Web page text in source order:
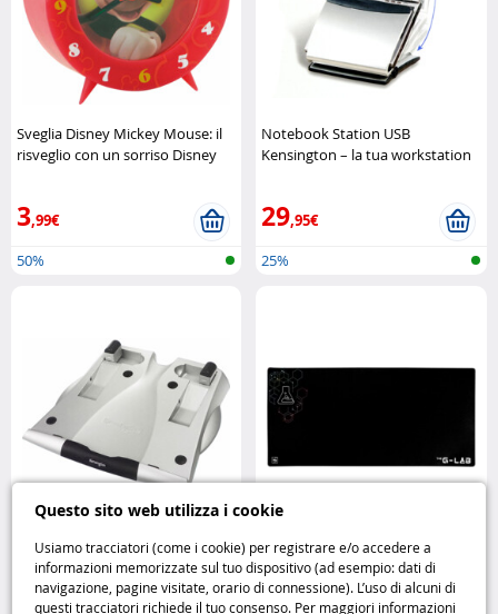
Questo sito web utilizza i cookie
Usiamo tracciatori (come i cookie) per registrare e/o accedere a
informazioni memorizzate sul tuo dispositivo (ad esempio: dati di
navigazione, pagine visitate, orario di connessione). L’uso di alcuni di
questi tracciatori richiede il tuo consenso. Per maggiori informazioni
Sveglia Disney Mickey Mouse: il
risveglio con un sorriso Disney
3,99€
50%
Notebook Station USB
Kensington – la tua workstation
29,95€
25%
Support Notebook Riser
Kensington
Tappetino per Mouse Mercury
XXXL – spazio e precisione al
massimo The G-Lab